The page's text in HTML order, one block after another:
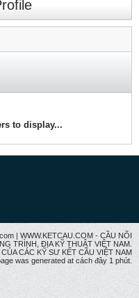
to display...
| WWW.KETCAU.COM - CẦU NỐI
TRÌNH, ĐỊA KỸ THUẬT VIỆT NAM.
CÁC KỸ SƯ KẾT CÂU VIỆT NAM
was generated at cách đây 1 phút.